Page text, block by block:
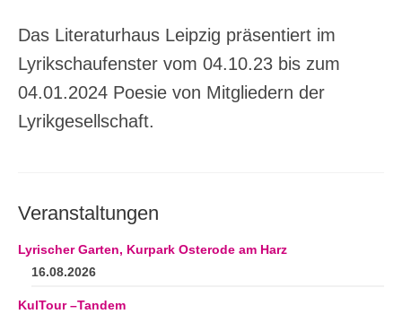
Das Literaturhaus Leipzig präsentiert im
Lyrikschaufenster vom 04.10.23 bis zum
04.01.2024 Poesie von Mitgliedern der
Lyrikgesellschaft.
Veranstaltungen
Lyrischer Garten, Kurpark Osterode am Harz
16.08.2026
KulTour –Tandem